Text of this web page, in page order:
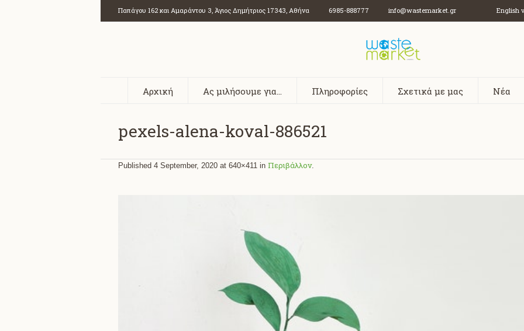
Παπάγου 162 και Αμαράντου 3, Άγιος Δημήτριος 17343, Αθήνα 6985-888777 info@wastemarket.gr English
Αρχική Ας μιλήσουμε για… Πληροφορίες Σχετικά με μας Νέα
pexels-alena-koval-886521
Published 4 September, 2020 at 640×411 in Περιβάλλον.